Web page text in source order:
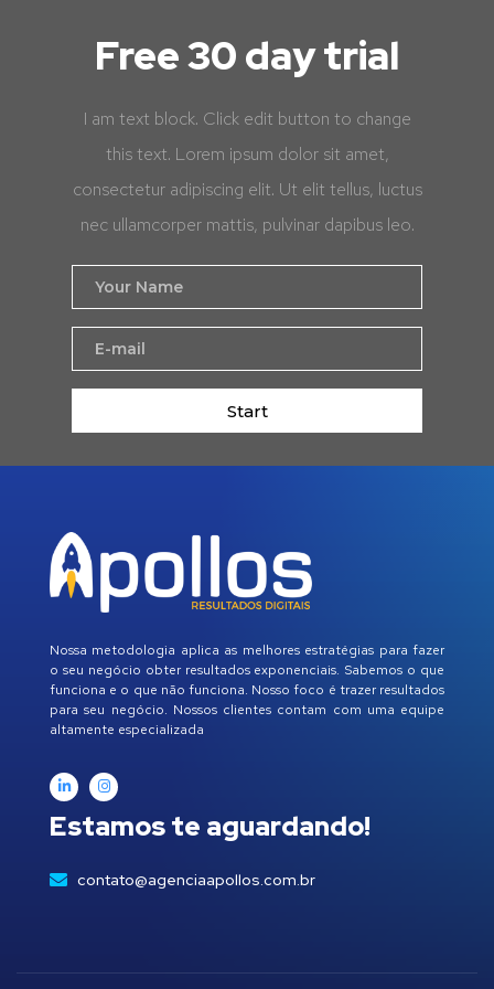
Free 30 day trial
I am text block. Click edit button to change
this text. Lorem ipsum dolor sit amet,
consectetur adipiscing elit. Ut elit tellus, luctus
nec ullamcorper mattis, pulvinar dapibus leo.
Start
Nossa metodologia aplica as melhores estratégias para fazer
o seu negócio obter resultados exponenciais. Sabemos o que
funciona e o que não funciona. Nosso foco é trazer resultados
para seu negócio. Nossos clientes contam com uma equipe
altamente especializada
Estamos te aguardando!
contato@agenciaapollos.com.br